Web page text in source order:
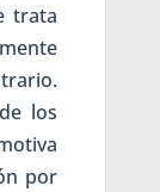
trata
los
por